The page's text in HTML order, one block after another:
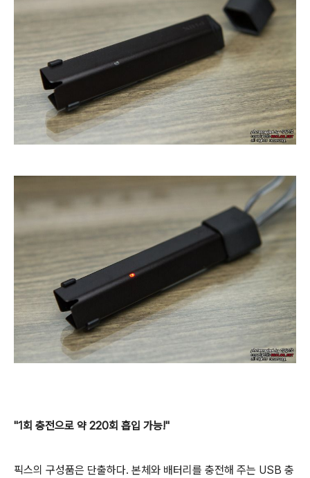
"1회 충전으로 약 220회 흡입 가능!"
픽스의 구성품은 단출하다. 본체와 배터리를 충전해 주는 USB 충